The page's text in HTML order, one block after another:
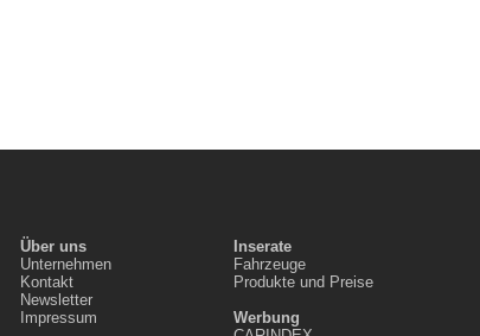
Über uns
Unternehmen
Kontakt
Newsletter
Impressum
Inserate
Fahrzeuge
Produkte und Preise
Werbung